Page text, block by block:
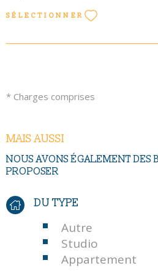
www. georisques. gouv. fr Les
Géorisques
SÉLECTIONNER
* Charges comprises
MAIS AUSSI
NOUS AVONS ÉGALEMENT DES
PROPOSER
DU TYPE
Autre
Studio
Appartement